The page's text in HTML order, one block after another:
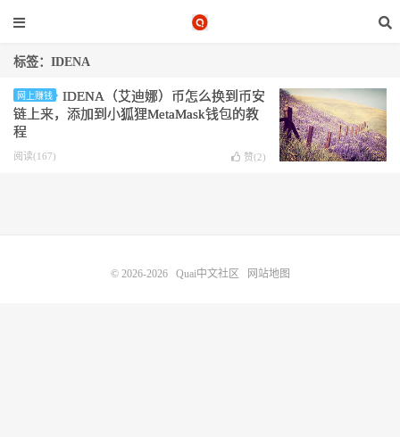
标签：IDENA
网上赚钱
IDENA（艾迪娜）币怎么换到币安
链上来，添加到小狐狸MetaMask钱包的教
程
阅读(167) 赞(2)
© 2026-2026 Quai中文社区 网站地图